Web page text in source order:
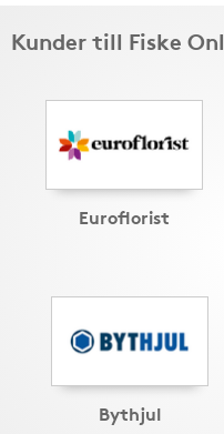
Kunder till Fiske
Euroflorist
Bythjul